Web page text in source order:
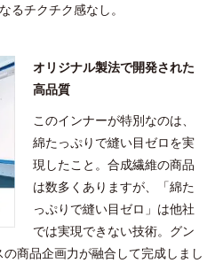
るチクチク感なし。
オリジナル製法で開発された
高品質
このインナーが特別なのは、
綿たっぷりで縫い目ゼロを実
現したこと。合成繊維の商品
は数多くありますが、「綿た
っぷりで縫い目ゼロ」は他社
では実現できない技術。グン
商品企画力が融合して完成しまし